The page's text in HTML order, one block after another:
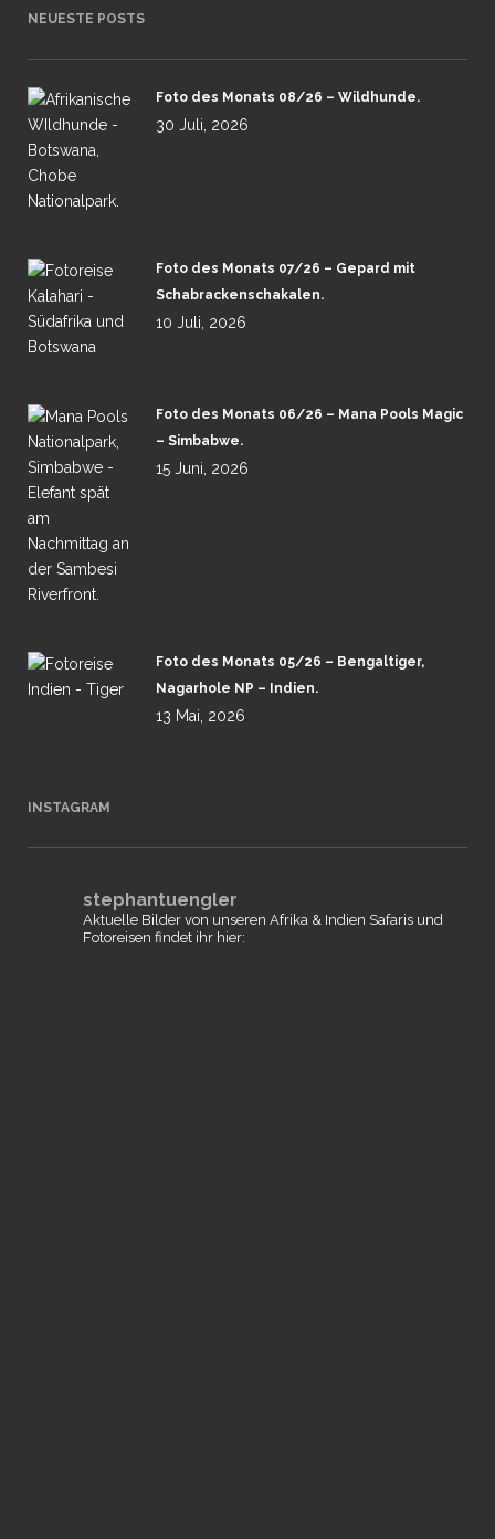
NEUESTE POSTS
Foto des Monats 08/26 – Wildhunde.
30 Juli, 2026
Foto des Monats 07/26 – Gepard mit
Schabrackenschakalen.
10 Juli, 2026
Foto des Monats 06/26 – Mana Pools Magic
– Simbabwe.
15 Juni, 2026
Foto des Monats 05/26 – Bengaltiger,
Nagarhole NP – Indien.
13 Mai, 2026
INSTAGRAM
stephantuengler
Aktuelle Bilder von unseren Afrika & Indien Safaris und
Fotoreisen findet ihr hier: